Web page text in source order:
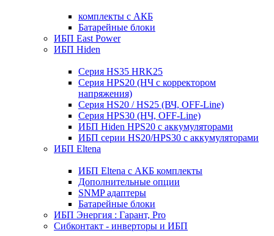
комплекты с АКБ
Батарейные блоки
ИБП East Power
ИБП Hiden
Серия HS35 HRK25
Серия HPS20 (НЧ с корректором
напряжения)
Серия HS20 / HS25 (ВЧ, OFF-Line)
Серия HPS30 (НЧ, OFF-Line)
ИБП Hiden HPS20 с аккумуляторами
ИБП серии HS20/HPS30 с аккумуляторами
ИБП Eltena
ИБП Eltena с АКБ комплекты
Дополнительные опции
SNMP адаптеры
Батарейные блоки
ИБП Энергия : Гарант, Pro
Сибконтакт - инверторы и ИБП